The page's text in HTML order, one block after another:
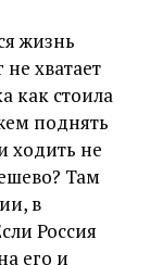
жизнь
не хватает
как стоила
поднять
ходить не
Там
в
Россия
его и